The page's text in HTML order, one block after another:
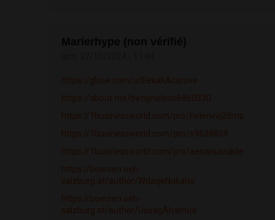
https://glose.com/u/EekakAcoruve
https://about.me/bettynelson6860330
https://1businessworld.com/pro/helenvvj20mp
https://1businessworld.com/pro/s9638839
https://1businessworld.com/pro/aenanuwukile
https://boersen.oeh-
salzburg.at/author/WdaqeNukaho
https://boersen.oeh-
salzburg.at/author/UuxagAhamud